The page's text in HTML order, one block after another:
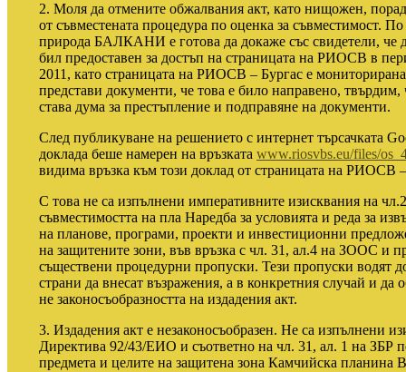
2. Моля да отмените обжалвания акт, като нищожен,
от съвместената процедура по оценка за съвместимост.
природа БАЛКАНИ е готова да докаже със свидетели, че
бил предоставен за достъп на страницата на РИОСВ в
2011, като страницата на РИОСВ – Бургас е
представи документи, че това е било направено,
става дума за престъпление и подправяне на документи.
След публикуване на решението с интернет търсачката
доклада беше намерен на връзката www.riosvbs.eu/files/
видима връзка към този доклад от страницата на РИОСВ
С това не са изпълнени императивните изисквания на
съвместимостта на пла Наредба за условията и реда за
на планове, програми, проекти и инвестиционни
на защитените зони, във връзка с чл. 31, ал.4 на ЗООС и
съществени процедурни пропуски. Тези пропуски водят
страни да внесат възражения, а в конкретния случай и да
не законосъобразността на издадения акт.
3. Издадения акт е незаконосъобразен. Не са изпълнени
Директива 92/43/ЕИО и съответно на чл. 31, ал. 1 на ЗБР
предмета и целите на защитена зона Камчийска планина